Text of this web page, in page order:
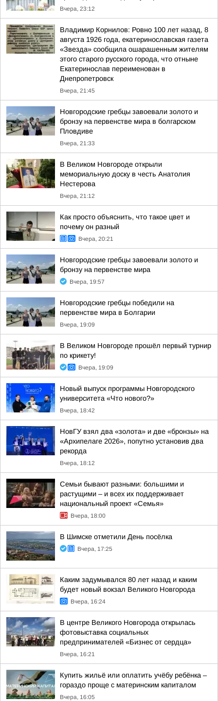
Вчера, 23:12
Владимир Корнилов: Ровно 100 лет назад, 8
августа 1926 года, екатеринославская газета
«Звезда» сообщила ошарашенным жителям
этого старого русского города, что отныне
Екатеринослав переименован в
Днепропетровск
Вчера, 21:45
Новгородские гребцы завоевали золото и
бронзу на первенстве мира в болгарском
Пловдиве
Вчера, 21:33
В Великом Новгороде открыли
мемориальную доску в честь Анатолия
Нестерова
Вчера, 21:12
Как просто объяснить, что такое цвет и
почему он разный
Вчера, 20:21
Новгородские гребцы завоевали золото и
бронзу на первенстве мира
Вчера, 19:57
Новгородские гребцы победили на
первенстве мира в Болгарии
Вчера, 19:09
В Великом Новгороде прошёл первый турнир
по крикету!
Вчера, 19:09
Новый выпуск программы Новгородского
университета «Что нового?»
Вчера, 18:42
НовГУ взял два «золота» и две «бронзы» на
«Архипелаге 2026», попутно установив два
рекорда
Вчера, 18:12
Семьи бывают разными: большими и
растущими – и всех их поддерживает
национальный проект «Семья»
Вчера, 18:00
В Шимске отметили День посёлка
Вчера, 17:25
Каким задумывался 80 лет назад и каким
будет новый вокзал Великого Новгорода
Вчера, 16:24
В центре Великого Новгорода открылась
фотовыставка социальных
предпринимателей «Бизнес от сердца»
Вчера, 16:21
Купить жильё или оплатить учёбу ребёнка –
гораздо проще с материнским капиталом
Вчера, 16:05